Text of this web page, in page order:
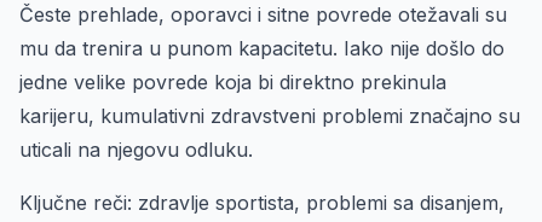
Česte prehlade, oporavci i sitne povrede otežavali su
mu da trenira u punom kapacitetu. Iako nije došlo do
jedne velike povrede koja bi direktno prekinula
karijeru, kumulativni zdravstveni problemi značajno su
uticali na njegovu odluku.
Ključne reči: zdravlje sportista, problemi sa disanjem,